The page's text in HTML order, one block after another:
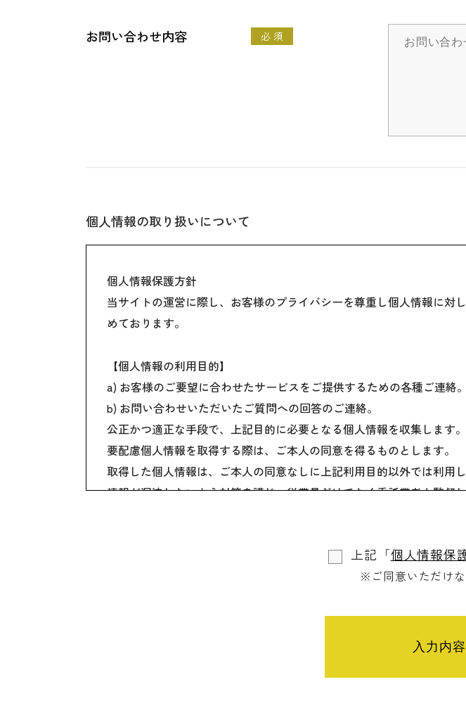
お問い合わせ内容 必 須
個人情報の取り扱いについて
個人情報保護方針
当サイトの運営に際し、お客様のプライバシーを尊重し個人情報に
めております。
【個人情報の利用目的】
a) お客様のご要望に合わせたサービスをご提供するための各種ご連絡。
b) お問い合わせいただいたご質問への回答のご連絡。
公正かつ適正な手段で、上記目的に必要となる個人情報を収集します。
要配慮個人情報を取得する際は、ご本人の同意を得るものとします。
取得した個人情報は、ご本人の同意なしに上記利用目的以外では利用し
情報が漏洩しないよう対策を講じ、従業員だけでなく委託業者も監督
公開された個人情報が事実と異なる場合、訂正や削除に応じます。
個人情報の取り扱いに関する苦情に対し、適切・迅速に対処します。
上記「個人情報保
※ご同意いただけ